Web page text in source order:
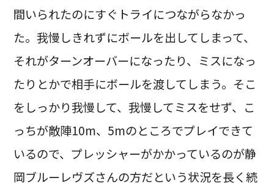
間いられたのにすぐトライにつながらなかっ
た。我慢しきれずにボールを出してしまって、
それがターンオーバーになったり、ミスになっ
たりとかで相手にボールを渡してしまう。そこ
をしっかり我慢して、我慢してミスをせず、こ
っちが敵陣10m、5mのところでプレイできて
いるので、プレッシャーがかかっているのが静
岡ブルーレヴズさんの方だという状況を長く続